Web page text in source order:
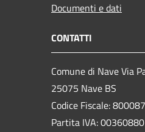
Documenti e dati
CONTATTI
Comune di Nave Via
25075 Nave BS
Codice Fiscale:
Partita IVA: